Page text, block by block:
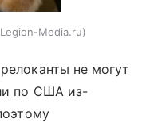
Legion-Media.ru
не могут
по США из-